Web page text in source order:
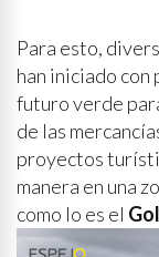
Para esto,
han iniciado con
futuro verde
de las
proyectos
manera en una
como lo es el